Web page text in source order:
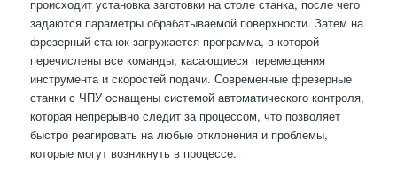
происходит установка заготовки на столе станка, после чего
задаются параметры обрабатываемой поверхности. Затем на
фрезерный станок загружается программа, в которой
перечислены все команды, касающиеся перемещения
инструмента и скоростей подачи. Современные фрезерные
станки с ЧПУ оснащены системой автоматического контроля,
которая непрерывно следит за процессом, что позволяет
быстро реагировать на любые отклонения и проблемы,
которые могут возникнуть в процессе.